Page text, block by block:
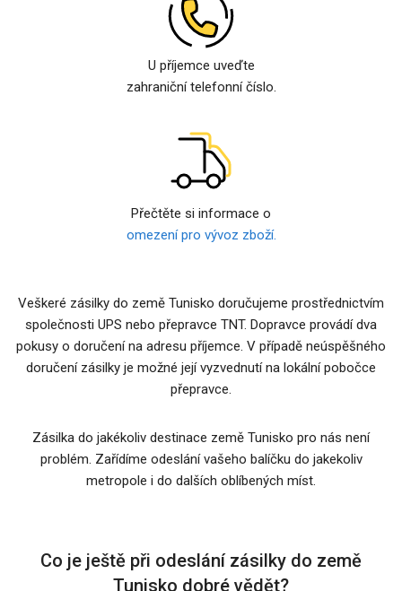
U příjemce uveďte
zahraniční telefonní číslo.
Přečtěte si informace o
omezení pro vývoz zboží.
Veškeré zásilky do země Tunisko doručujeme prostřednictvím
společnosti UPS nebo přepravce TNT. Dopravce provádí dva
pokusy o doručení na adresu příjemce. V případě neúspěšného
doručení zásilky je možné její vyzvednutí na lokální pobočce
přepravce.
Zásilka do jakékoliv destinace země Tunisko pro nás není
problém. Zařídíme odeslání vašeho balíčku do jakekoliv
metropole i do dalších oblíbených míst.
Co je ještě při odeslání zásilky do země
Tunisko dobré vědět?